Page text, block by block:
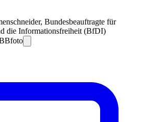
Bundesbeauftragte für
die Informationsfreiheit (BfDI)